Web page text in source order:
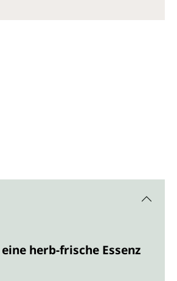
herb-frische Essenz